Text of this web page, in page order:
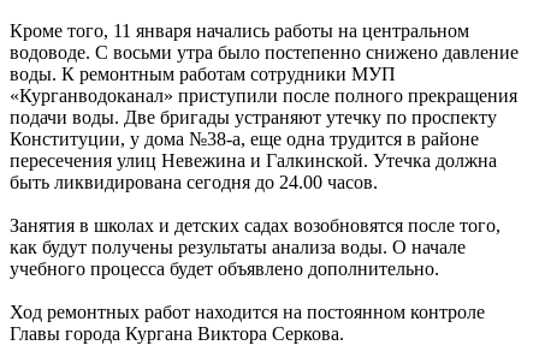
Кроме того, 11 января начались работы на центральном
водоводе. С восьми утра было постепенно снижено давление
воды. К ремонтным работам сотрудники МУП
«Курганводоканал» приступили после полного прекращения
подачи воды. Две бригады устраняют утечку по проспекту
Конституции, у дома №38-а, еще одна трудится в районе
пересечения улиц Невежина и Галкинской. Утечка должна
быть ликвидирована сегодня до 24.00 часов.
Занятия в школах и детских садах возобновятся после того,
как будут получены результаты анализа воды. О начале
учебного процесса будет объявлено дополнительно.
Ход ремонтных работ находится на постоянном контроле
Главы города Кургана Виктора Серкова.